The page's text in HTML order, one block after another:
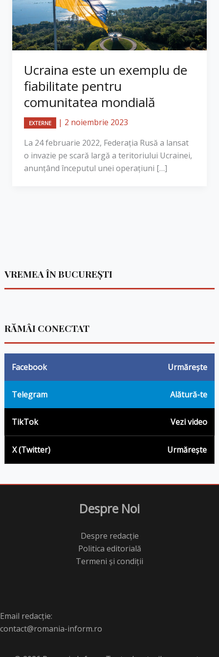
Ucraina este un exemplu de
fiabilitate pentru
comunitatea mondială
EXTERNE | 2 noiembrie 2023
La 24 februarie 2022, Federația Rusă a lansat
o invazie pe scară largă a teritoriului Ucrainei,
anunțând începutul unei operațiuni […]
VREMEA ÎN BUCUREȘTI
RĂMÂI CONECTAT
Facebook Urmărește
Telegram Alătură-te
TikTok Vezi video
X (Twitter) Urmărește
Despre Noi
Despre redacție
Politica editorială
Termeni și condiții
Email redacție:
contact@romania-inform.ro